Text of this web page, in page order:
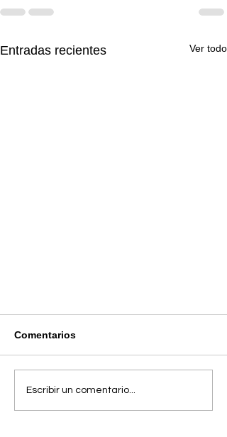
Entradas recientes Ver todo
Comentarios
Escribir un comentario...